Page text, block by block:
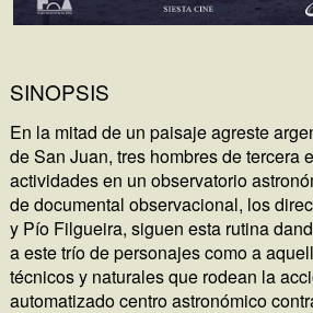
SINOPSIS
En la mitad de un paisaje agreste
de San Juan, tres hombres de tercera
actividades en un observatorio
de documental observacional, los
y Pío Filgueira, siguen esta rutina
a este trío de personajes como a
técnicos y naturales que rodean la
automatizado centro astronómico